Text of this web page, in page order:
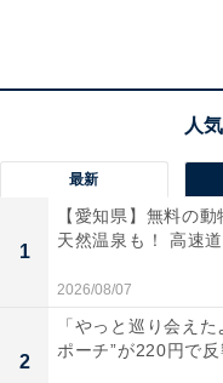
フェイクフラワーで好きに
邪気を寄せ
聖な場所の目印になる
ティブなデザインも
のを選ぶとどんなイ
最新
1
【愛知県】無料の
天然温泉も！ 高速
2026/08/07
2
「やっと巡り会え
ポーチ”が220円で